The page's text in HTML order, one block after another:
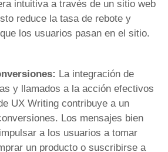
intuitiva a través de un sitio web
reduce la tasa de rebote y
los usuarios pasan en el sitio.
La integración de
y llamados a la acción efectivos
UX Writing contribuye a un
Los mensajes bien
a los usuarios a tomar
un producto o suscribirse a